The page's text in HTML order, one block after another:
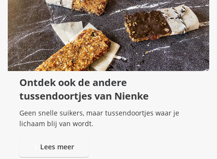
Ontdek ook de andere
tussendoortjes van Nienke
Geen snelle suikers, maar tussendoortjes waar je
lichaam blij van wordt.
Lees meer